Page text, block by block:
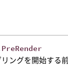
ングを開始する